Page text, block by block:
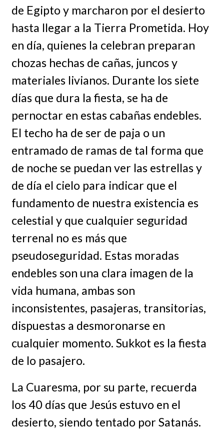
de Egipto y marcharon por el desierto
hasta llegar a la Tierra Prometida. Hoy
en día, quienes la celebran preparan
chozas hechas de cañas, juncos y
materiales livianos. Durante los siete
días que dura la fiesta, se ha de
pernoctar en estas cabañas endebles.
El techo ha de ser de paja o un
entramado de ramas de tal forma que
de noche se puedan ver las estrellas y
de día el cielo para indicar que el
fundamento de nuestra existencia es
celestial y que cualquier seguridad
terrenal no es más que
pseudoseguridad. Estas moradas
endebles son una clara imagen de la
vida humana, ambas son
inconsistentes, pasajeras, transitorias,
dispuestas a desmoronarse en
cualquier momento. Sukkot es la fiesta
de lo pasajero.
La Cuaresma, por su parte, recuerda
los 40 días que Jesús estuvo en el
desierto, siendo tentado por Satanás.